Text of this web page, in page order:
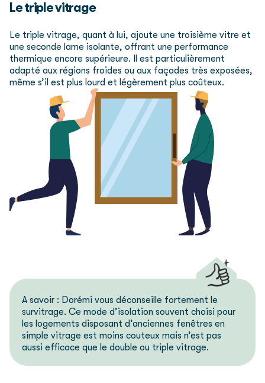
Le triple vitrage
Le triple vitrage, quant à lui, ajoute une troisième vitre et
une seconde lame isolante, offrant une performance
thermique encore supérieure. Il est particulièrement
adapté aux régions froides ou aux façades très exposées,
même s’il est plus lourd et légèrement plus coûteux.
A savoir : Dorémi vous déconseille fortement le
survitrage. Ce mode d’isolation souvent choisi pour
les logements disposant d’anciennes fenêtres en
simple vitrage est moins couteux mais n’est pas
aussi efficace que le double ou triple vitrage.